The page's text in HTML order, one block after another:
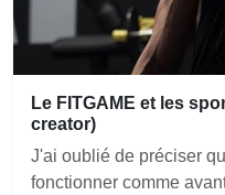
Le FITGAME et les
creator)
J'ai oublié de préciser
fonctionner comme